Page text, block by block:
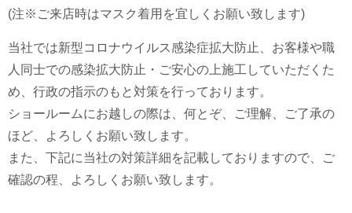
(注※ご来店時はマスク着用を宜しくお願い致します)
当社では新型コロナウイルス感染症拡大防止、お客様や職
人同士での感染拡大防止・ご安心の上施工していただくた
め、行政の指示のもと対策を行っております。
ショールームにお越しの際は、何とぞ、ご理解、ご了承の
ほど、よろしくお願い致します。
また、下記に当社の対策詳細を記載しておりますので、ご
確認の程、よろしくお願い致します。